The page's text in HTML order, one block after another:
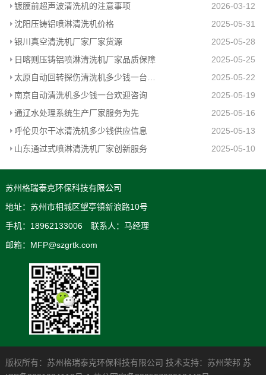
镀膜前超声波清洗机的注意事项
2026-03-12
沈阳压铸铝喷淋清洗机价格
2025-05-31
银川真空清洗机厂家厂家货源
2025-05-28
日喀则压铸铝喷淋清洗机厂家品质保障
2025-05-25
太原自动回转探伤清洗机多少钱一台信息推荐
2025-05-22
南京自动清洗机多少钱一台欢迎咨询
2025-05-19
通辽水处理系统生产厂家服务为先
2025-05-16
呼伦贝尔干冰清洗机多少钱供应信息
2025-05-13
山东通过式喷淋清洗机厂家创新服务
2025-05-10
苏州格瑞泰克环保科技有限公司
地址：苏州市相城区望亭镇新浪路10号
手机：18962133006 联系人：马经理
邮箱：MFP@szgrtk.com
版权所有：苏州格瑞泰克环保科技有限公司 技术支持： 苏州荣邦 苏